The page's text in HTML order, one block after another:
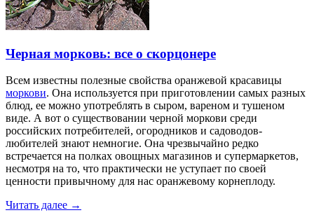
Черная морковь: все о скорцонере
Всем известны полезные свойства оранжевой красавицы
моркови. Она используется при приготовлении самых разных
блюд, ее можно употреблять в сыром, вареном и тушеном
виде. А вот о существовании черной моркови среди
российских потребителей, огородников и садоводов-
любителей знают немногие. Она чрезвычайно редко
встречается на полках овощных магазинов и супермаркетов,
несмотря на то, что практически не уступает по своей
ценности привычному для нас оранжевому корнеплоду.
Читать далее →